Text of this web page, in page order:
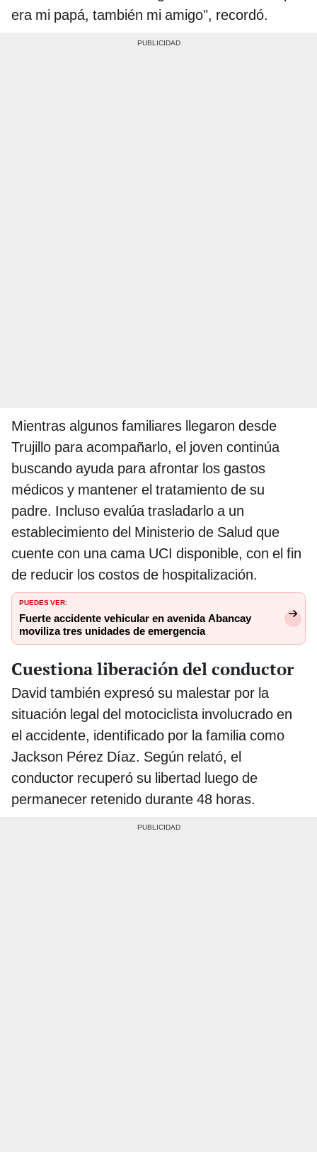
era mi papá, también mi amigo", recordó.
Mientras algunos familiares llegaron desde
Trujillo para acompañarlo, el joven continúa
buscando ayuda para afrontar los gastos
médicos y mantener el tratamiento de su
padre. Incluso evalúa trasladarlo a un
establecimiento del Ministerio de Salud que
cuente con una cama UCI disponible, con el fin
de reducir los costos de hospitalización.
PUEDES VER:
Fuerte accidente vehicular en avenida Abancay
moviliza tres unidades de emergencia
Cuestiona liberación del conductor
David también expresó su malestar por la
situación legal del motociclista involucrado en
el accidente, identificado por la familia como
Jackson Pérez Díaz. Según relató, el
conductor recuperó su libertad luego de
permanecer retenido durante 48 horas.